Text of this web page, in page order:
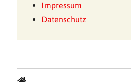
Impressum
Datenschutz